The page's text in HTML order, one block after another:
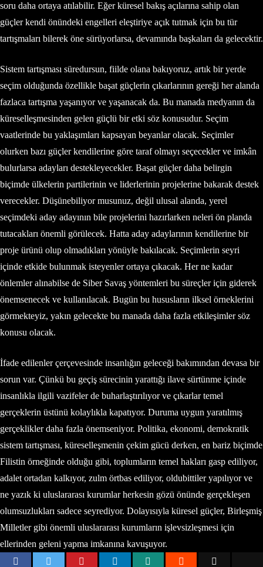
soru daha ortaya atılabilir. Eğer küresel bakış açılarına sahip olan
güçler kendi önündeki engelleri eleştiriye açık tutmak için bu tür
tartışmaları bilerek öne sürüyorlarsa, devamında başkaları da gelecektir.
Sistem tartışması süredursun, fiilde olana bakıyoruz, artık bir yerde
seçim olduğunda özellikle başat güçlerin çıkarlarının gereği her alanda
fazlaca tartışma yaşanıyor ve yaşanacak da. Bu manada medyanın da
küreselleşmesinden gelen güçlü bir etki söz konusudur. Seçim
vaatlerinde bu yaklaşımları kapsayan beyanlar olacak. Seçimler
olurken bazı güçler kendilerine göre taraf olmayı seçecekler ve imkân
bulurlarsa adayları destekleyecekler. Başat güçler daha belirgin
biçimde ülkelerin partilerinin ve liderlerinin projelerine bakarak destek
verecekler. Düşünebiliyor musunuz, değil ulusal alanda, yerel
seçimdeki aday adayının bile projelerini hazırlarken neleri ön planda
tutacakları önemli görülecek. Hatta aday adaylarının kendilerine bir
proje ürünü olup olmadıkları yönüyle bakılacak. Seçimlerin seyri
içinde etkide bulunmak isteyenler ortaya çıkacak. Her ne kadar
önlemler alınabilse de Siber Savaş yöntemleri bu süreçler için giderek
önemsenecek ve kullanılacak. Bugün bu hususların ilksel örneklerini
görmekteyiz, yakın gelecekte bu manada daha fazla etkileşimler söz
konusu olacak.
İfade edilenler çerçevesinde insanlığın geleceği bakımından devasa bir
sorun var. Çünkü bu geçiş sürecinin yarattığı ilave sürtünme içinde
insanlıkla ilgili vazifeler de buharlaştırılıyor ve çıkarlar temel
gerçeklerin üstünü kolaylıkla kapatıyor. Duruma uygun yaratılmış
gerçeklikler daha fazla önemseniyor. Politika, ekonomi, demokratik
sistem tartışması, küreselleşmenin çekim gücü derken, en bariz biçimde
Filistin örneğinde olduğu gibi, toplumların temel hakları gasp ediliyor,
adalet ortadan kalkıyor, zulm örtbas ediliyor, oldubittiler yapılıyor ve
ne yazık ki uluslararası kurumlar herkesin gözü önünde gerçekleşen
olumsuzlukları sadece seyrediyor. Dolayısıyla küresel güçler, Birleşmiş
Milletler gibi önemli uluslararası kurumların işlevsizleşmesi için
ellerinden geleni yapma imkanına kavuşuyor.